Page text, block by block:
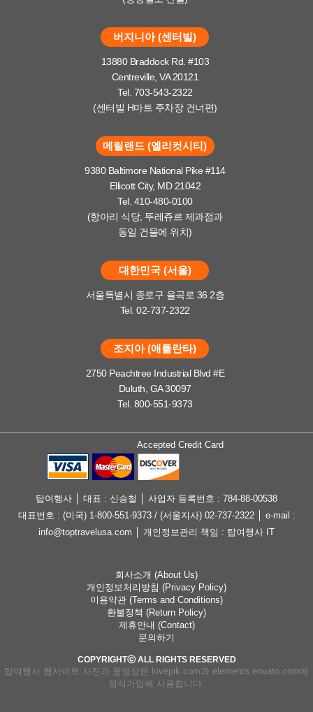
버지니아 (센터빌)
13880 Braddock Rd. #103
Centreville, VA 20121
Tel. 703-543-2322
(센터빌 H마트 주차장 건너편)
메릴랜드 (엘리컷시티)
9380 Baltimore National Pike #114
Ellicott City, MD 21042
Tel. 410-480-0100
(항아리 식당, 뚜레쥬르 제과점과
동일 건물에 위치)
대한민국 (서울)
서울특별시 종로구 율곡로 36 2층
Tel. 02-737-2322
조지아 (애틀란타)
2750 Peachtree Industrial Blvd #E
Duluth, GA 30097
Tel. 800-551-9373
Accepted Credit Card
탑여행사 │ 대표 : 신승철 │ 사업자 등록번호 : 784-88-00538
대표번호 : (미국) 1-800-551-9373 / (서울지사) 02-737-2322 │ e-mail :
info@toptravelusa.com │ 개인정보관리 책임 : 탑여행사 IT
회사소개 (About Us)
개인정보처리방침 (Privacy Policy)
이용약관 (Terms and Conditions)
환불정책 (Return Policy)
제휴안내 (Contact)
문의하기
COPYRIGHTⓒ ALL RIGHTS RESERVED
탑여행사 웹사이트 사진과 동영상은 lovepik.com과 elements.envato.com에
정식가입해 사용합니다.